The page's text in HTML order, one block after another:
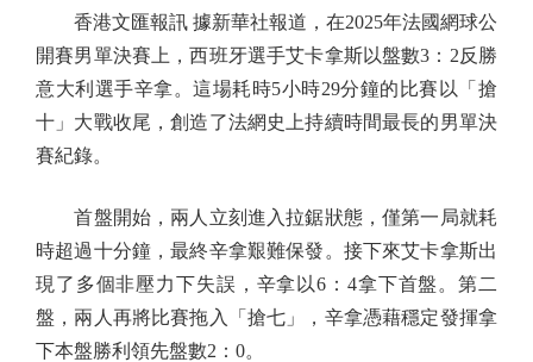
香港文匯報訊 據新華社報道，在2025年法國網球公
開賽男單決賽上，西班牙選手艾卡拿斯以盤數3：2反勝
意大利選手辛拿。這場耗時5小時29分鐘的比賽以「搶
十」大戰收尾，創造了法網史上持續時間最長的男單決
賽紀錄。
首盤開始，兩人立刻進入拉鋸狀態，僅第一局就耗
時超過十分鐘，最終辛拿艱難保發。接下來艾卡拿斯出
現了多個非壓力下失誤，辛拿以6：4拿下首盤。第二
盤，兩人再將比賽拖入「搶七」，辛拿憑藉穩定發揮拿
下本盤勝利領先盤數2：0。